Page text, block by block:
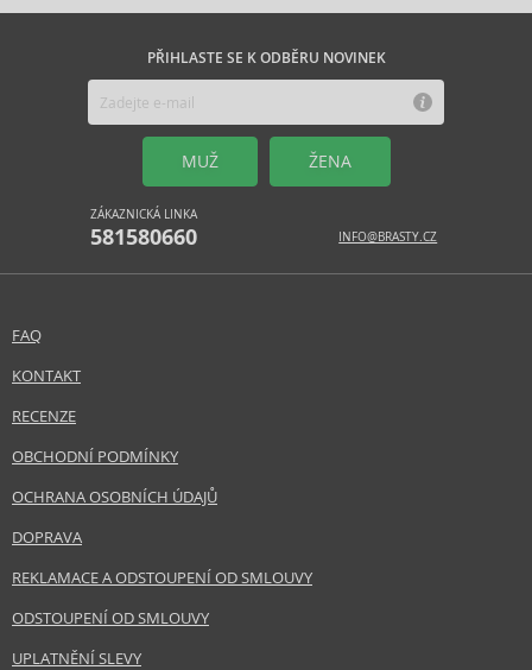
PŘIHLASTE SE K ODBĚRU NOVINEK
MUŽ ŽENA
ZÁKAZNICKÁ LINKA
581580660 INFO@BRASTY.CZ
FAQ
KONTAKT
RECENZE
OBCHODNÍ PODMÍNKY
OCHRANA OSOBNÍCH ÚDAJŮ
DOPRAVA
REKLAMACE A ODSTOUPENÍ OD SMLOUVY
ODSTOUPENÍ OD SMLOUVY
UPLATNĚNÍ SLEVY